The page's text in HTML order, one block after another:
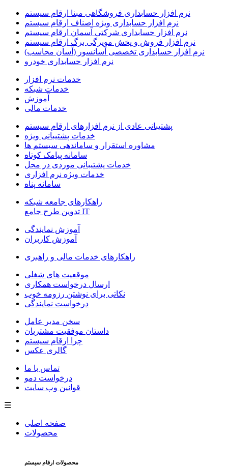
نرم افزار حسابداری فروشگاهی مبنا ارقام سیستم
نرم افزار حسابداری ویژه اصناف ارقام سیستم
نرم افزار حسابداری شرکتی آسمان ارقام سیستم
نرم افزار فروش و پخش مویرگی برگ ارقام سیستم
نرم افزار حسابداری تخصصی آسانسور (آسان محاسب)
نرم افزار حسابداری خودرو
خدمات نرم افزار
خدمات شبکه
آموزش
خدمات مالی
پشتیبانی عادی از نرم افزارهای ارقام سیستم
خدمات پشتیبانی ویژه
مشاوره استقرار و ساماندهی سیستم ها
سامانه پیامک کوتاه
خدمات پشتیبانی موردی در محل
خدمات ویژه نرم افزاری
سامانه پناه
راهکارهای جامعه شبکه
IT تدوین طرح جامع
آموزش نمایندگی
آموزش کاربران
راهکارهای خدمات مالی و راهبری
موقعیت های شغلی
ارسال درخواست همکاری
نکاتی برای نوشتن رزومه خوب
درخواست نمایندگی
سخن مدیر عامل
داستان موفقیت مشتریان
چرا ارقام سیستم
گالری عکس
تماس با ما
درخواست دمو
قوانین وب سایت
☰
صفحه اصلی
محصولات
محصولات ارقام سیستم